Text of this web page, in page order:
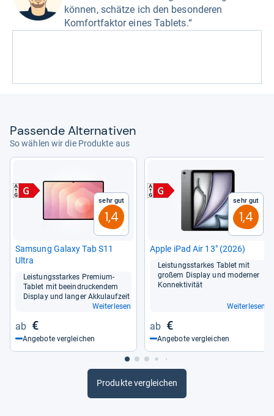
können, schätze ich den besonderen
Komfortfaktor eines Tablets.“
Pas­sende Alter­na­ti­ven
So wählen wir die Produkte aus
Sehr gut
1,4
Sam­sung Galaxy Tab S11
Ultra
Leis­tungs­star­kes Pre­mium-​
Tablet mit beein­dru­cken­dem
Dis­play und lan­ger Akku­lauf­zeit
Weiterlesen
€
Angebote vergleichen
Sehr gut
1,4
Apple iPad Air 13" (2026)
Leis­tungs­star­kes Tablet mit
großem Dis­play und moder­ner
Kon­nek­ti­vi­tät
Weiterlesen
€
Angebote vergleichen
Produkte vergleichen